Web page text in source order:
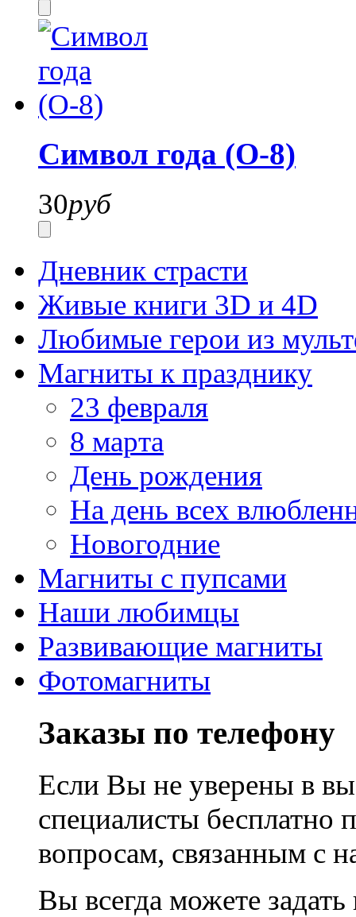
Символ года (О-8)
30руб
Дневник страсти
Живые книги 3D и 4D
Любимые герои из
Магниты к празднику
23 февраля
8 марта
День рождения
На день всех
Новогодние
Магниты с пупсами
Наши любимцы
Развивающие магниты
Фотомагниты
Заказы по телефону
Если Вы не уверены в
специалисты
вопросам, связанным с
Вы всегда можете